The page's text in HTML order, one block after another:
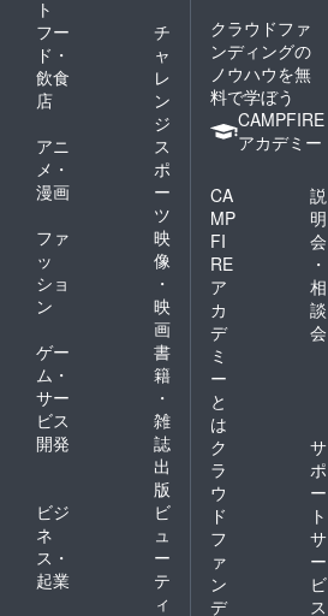
ト
フー
ド・
飲食
店
チ
ャ
レ
ン
ジ
アニ
メ・
漫画
ス
ポ
ー
ツ
ファ
ッ
ショ
ン
映
像
・
映
画
ゲー
ム・
サー
ビス
開発
書
籍
・
雑
誌
出
版
ビジ
ネ
ス・
起業
ビ
ュ
ー
テ
ィ
クラウドファ
ンディングの
ノウハウを無
料で学ぼう
CAMPFIRE
アカデミー
CA
MP
FI
RE
ア
カ
デ
ミ
ー
と
は
説
明
会
・
相
談
会
ク
ラ
ウ
ド
フ
ァ
ン
デ
サ
ポ
ー
ト
サ
ー
ビ
ス